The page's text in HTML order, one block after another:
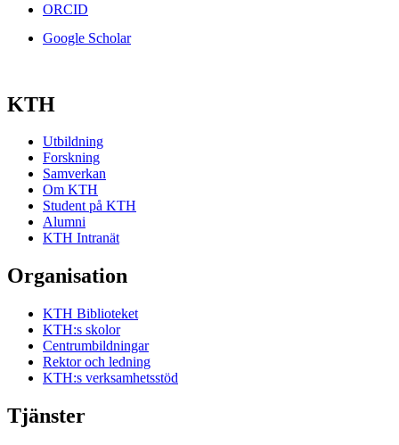
ORCID
Google Scholar
KTH
Utbildning
Forskning
Samverkan
Om KTH
Student på KTH
Alumni
KTH Intranät
Organisation
KTH Biblioteket
KTH:s skolor
Centrumbildningar
Rektor och ledning
KTH:s verksamhetsstöd
Tjänster